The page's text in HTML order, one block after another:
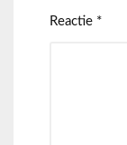
Reactie *